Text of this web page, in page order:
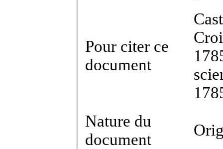
Pour citer ce
document
Nature du
document